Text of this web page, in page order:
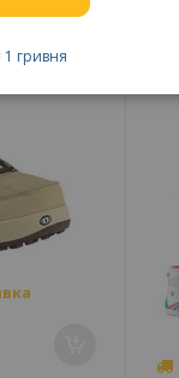
1 гривня